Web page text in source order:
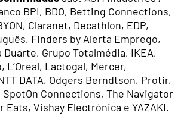
BPI, BDO, Betting Connections,
Claranet, Decathlon, EDP,
Finders by Alerta Emprego,
Duarte, Grupo Totalmédia, IKEA,
L’Oreal, Lactogal, Mercer,
DATA, Odgers Berndtson, Protir,
Connections, The Navigator
Eats, Vishay Electrónica e YAZAKI.